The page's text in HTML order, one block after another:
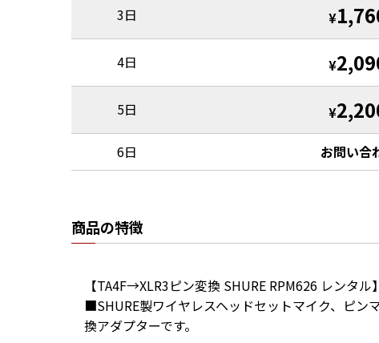
3日 ¥
4日 ¥
5日 ¥
6日 お問い合
商品の特徴
【TA4F→XLR3ピン変換 SHURE RPM626 レンタル
■SHURE製ワイヤレスヘッドセットマイク、ピン
換アダプターです。